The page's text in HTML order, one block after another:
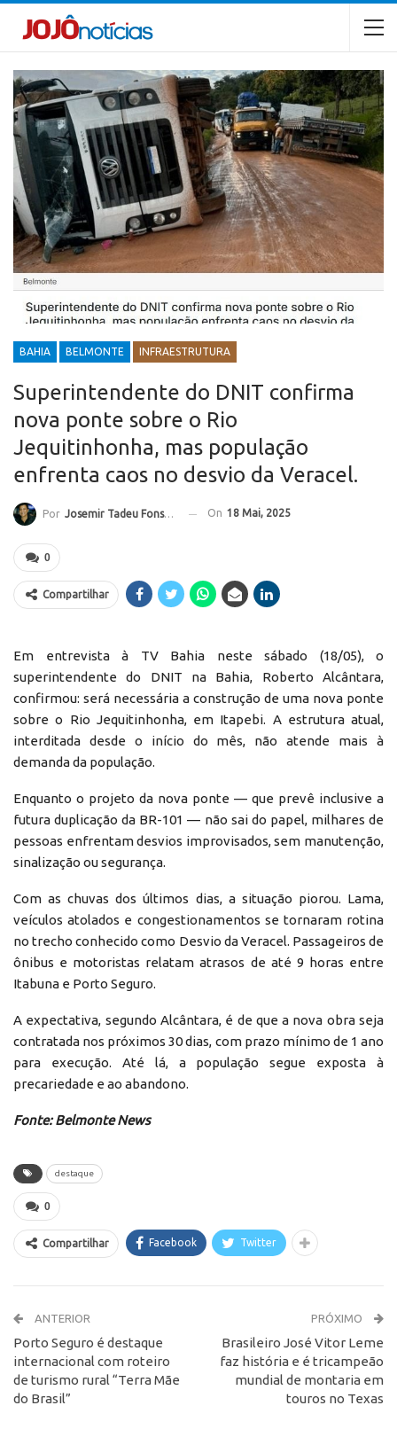
BAHIA BELMONTE INFRAESTRUTURA
Superintendente do DNIT confirma
nova ponte sobre o Rio
Jequitinhonha, mas população
enfrenta caos no desvio da Veracel.
Por Josemir Tadeu Fonseca On 18 Mai, 2025
0
Compartilhar
Em entrevista à TV Bahia neste sábado (18/05), o
superintendente do DNIT na Bahia, Roberto Alcântara,
confirmou: será necessária a construção de uma nova ponte
sobre o Rio Jequitinhonha, em Itapebi. A estrutura atual,
interditada desde o início do mês, não atende mais à
demanda da população.
Enquanto o projeto da nova ponte — que prevê inclusive a
futura duplicação da BR-101 — não sai do papel, milhares de
pessoas enfrentam desvios improvisados, sem manutenção,
sinalização ou segurança.
Com as chuvas dos últimos dias, a situação piorou. Lama,
veículos atolados e congestionamentos se tornaram rotina
no trecho conhecido como Desvio da Veracel. Passageiros de
ônibus e motoristas relatam atrasos de até 9 horas entre
Itabuna e Porto Seguro.
A expectativa, segundo Alcântara, é de que a nova obra seja
contratada nos próximos 30 dias, com prazo mínimo de 1 ano
para execução. Até lá, a população segue exposta à
precariedade e ao abandono.
Fonte: Belmonte News
destaque
0
Compartilhar Facebook Twitter
ANTERIOR
Porto Seguro é destaque
internacional com roteiro
de turismo rural “Terra Mãe
do Brasil”
PRÓXIMO
Brasileiro José Vitor Leme
faz história e é tricampeão
mundial de montaria em
touros no Texas